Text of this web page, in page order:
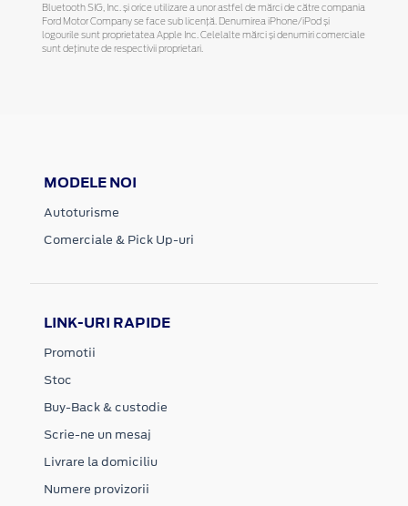
Bluetooth SIG, Inc. și orice utilizare a unor astfel de mărci de către compania
Ford Motor Company se face sub licență. Denumirea iPhone/iPod și
logourile sunt proprietatea Apple Inc. Celelalte mărci și denumiri comerciale
sunt deținute de respectivii proprietari.
MODELE NOI
Autoturisme
Comerciale & Pick Up-uri
LINK-URI RAPIDE
Promotii
Stoc
Buy-Back & custodie
Scrie-ne un mesaj
Livrare la domiciliu
Numere provizorii